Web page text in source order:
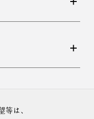
等は、